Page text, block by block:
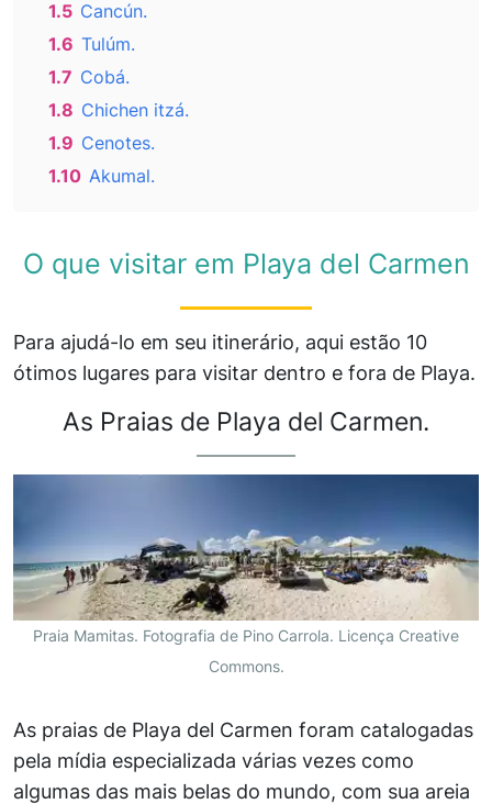
1.5 Cancún.
1.6 Tulúm.
1.7 Cobá.
1.8 Chichen itzá.
1.9 Cenotes.
1.10 Akumal.
O que visitar em Playa del Carmen
Para ajudá-lo em seu itinerário, aqui estão 10
ótimos lugares para visitar dentro e fora de Playa.
As Praias de Playa del Carmen.
Praia Mamitas. Fotografia de Pino Carrola. Licença Creative
Commons.
As praias de Playa del Carmen foram catalogadas
pela mídia especializada várias vezes como
algumas das mais belas do mundo, com sua areia